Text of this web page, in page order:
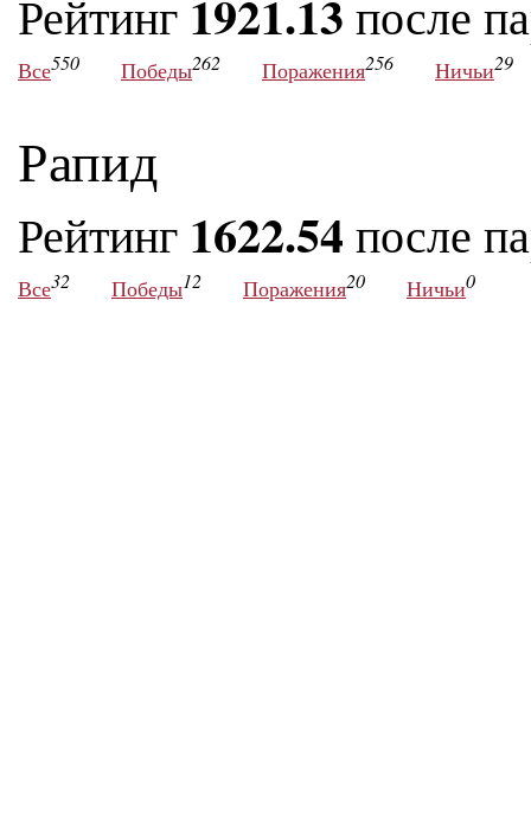
Рейтинг 1921.13 после
Все550 Победы262 Поражения256 Ничьи29
Рапид
Рейтинг 1622.54 после
Все32 Победы12 Поражения20 Ничьи0